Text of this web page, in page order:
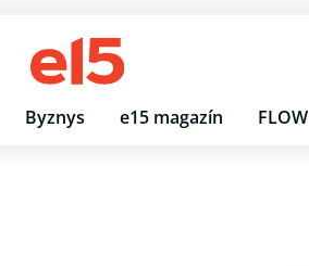
Byznys e15 magazín FLOW